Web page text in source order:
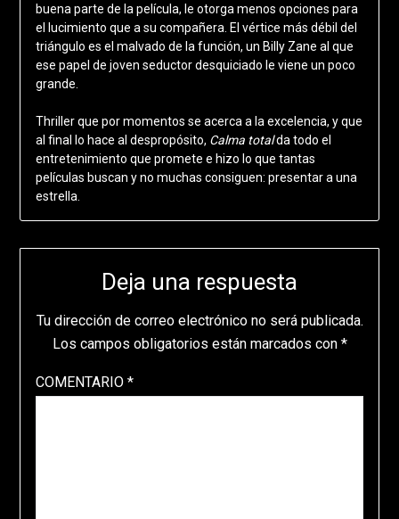
buena parte de la película, le otorga menos opciones para
el lucimiento que a su compañera. El vértice más débil del
triángulo es el malvado de la función, un Billy Zane al que
ese papel de joven seductor desquiciado le viene un poco
grande.
Thriller que por momentos se acerca a la excelencia, y que
al final lo hace al despropósito, Calma totalda todo el
entretenimiento que promete e hizo lo que tantas
películas buscan y no muchas consiguen: presentar a una
estrella.
Deja una respuesta
Tu dirección de correo electrónico no será publicada.
Los campos obligatorios están marcados con *
COMENTARIO *